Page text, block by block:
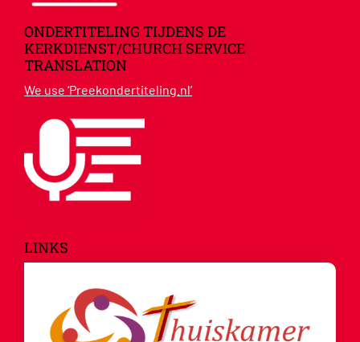
ONDERTITELING TIJDENS DE
KERKDIENST/CHURCH SERVICE
TRANSLATION
We use ‘Preekondertiteling.nl’
LINKS